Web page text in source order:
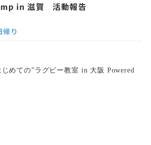
in 滋賀 活動報告
帰り